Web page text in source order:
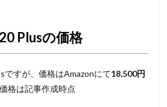
Plusの価格
ですが、価格はAmazonにて18,500円
格は記事作成時点